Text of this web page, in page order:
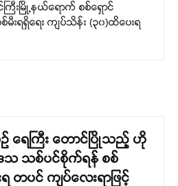
ြီးမြို့နယ်ရောက် စစ်ရှောင်
မီးရရှိရေး ကျပ်သိန်း (၃၀)ထိပေးရ
ဉ် ရေကြီး တောင်ပြိုသည့် ဟို
ေသ သစ်ပင်စိုက်ရန် စစ်
တပင် ကျပ်လေးရာဖြင့်